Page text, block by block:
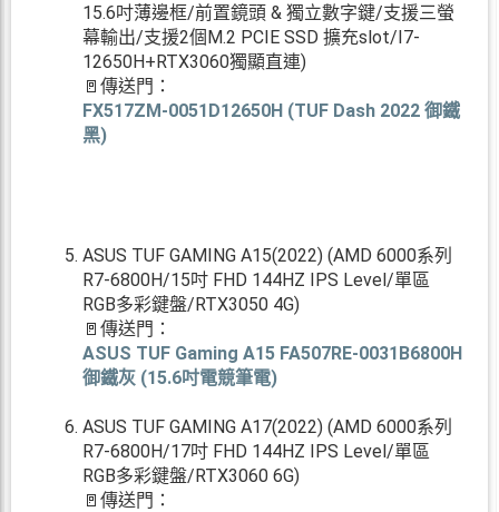
15.6吋薄邊框/前置鏡頭 & 獨立數字鍵/支援三螢
幕輸出/支援2個M.2 PCIE SSD 擴充slot/I7-
12650H+RTX3060獨顯直連)
🚪傳送門：
FX517ZM-0051D12650H (TUF Dash 2022 御鐵
黑)
ASUS TUF GAMING A15(2022) (AMD 6000系列
R7-6800H/15吋 FHD 144HZ IPS Level/單區
RGB多彩鍵盤/RTX3050 4G)
🚪傳送門：
ASUS TUF Gaming A15 FA507RE-0031B6800H
御鐵灰 (15.6吋電競筆電)
ASUS TUF GAMING A17(2022) (AMD 6000系列
R7-6800H/17吋 FHD 144HZ IPS Level/單區
RGB多彩鍵盤/RTX3060 6G)
🚪傳送門：